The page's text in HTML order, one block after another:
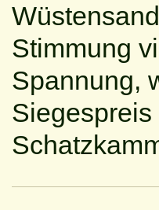
Stimmung
Spannung,